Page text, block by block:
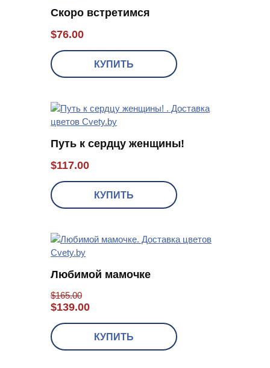
Скоро встретимся
$76.00
КУПИТЬ
Путь к сердцу женщины!
$117.00
КУПИТЬ
Любимой мамочке
$165.00
$139.00
КУПИТЬ